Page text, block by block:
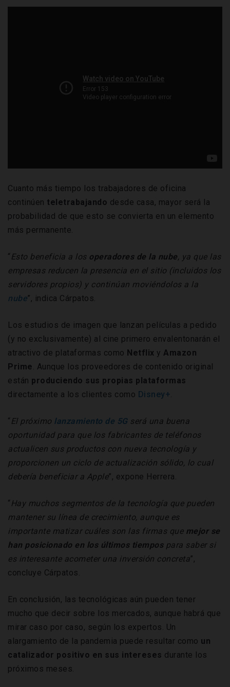
Cuanto más tiempo los trabajadores de oficina
continúen teletrabajando desde casa, mayor será la
probabilidad de que esto se convierta en un elemento
más permanente.
“ Esto beneficia a los operadores de la nube, ya que las
empresas reducen la presencia en el sitio (incluidos los
servidores propios) y continúan moviéndolos a la
nube”, indica Cárpatos.
Los estudios de imagen que lanzan películas a pedido
(y no exclusivamente) al cine primero envalentonarán el
atractivo de plataformas como Netflix y Amazon
Prime. Aunque los proveedores de contenido original
están produciendo sus propias plataformas
directamente a los clientes como Disney+.
“ El próximo lanzamiento de 5G será una buena
oportunidad para que los fabricantes de teléfonos
actualicen sus productos con nueva tecnología y
proporcionen un ciclo de actualización sólido, lo cual
debería beneficiar a Apple”, expone Herrera.
“ Hay muchos segmentos de la tecnología que pueden
mantener su línea de crecimiento, aunque es
importante matizar cuáles son las firmas quemejor se
han posicionado en los últimos tiempospara saber si
es interesante acometer una inversión concreta”,
concluye Cárpatos.
En conclusión, las tecnológicas aún pueden tener
mucho que decir sobre los mercados, aunque habrá que
mirar caso por caso, según los expertos. Un
alargamiento de la pandemia puede resultar como un
catalizador positivo en sus intereses durante los
próximos meses.